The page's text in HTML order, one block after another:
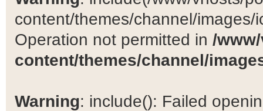
content/themes/channel/
Operation not permitted in /
content/themes/channel/
Warning: include(): Failed